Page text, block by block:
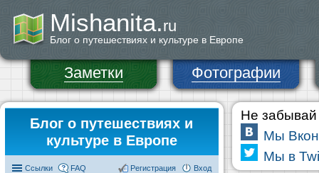
Mishanita.ru
Блог о путешествиях и культуре в Европе
Заметки Фотографии
Блог о путешествиях и
культуре в Европе
Ссылки FAQ Вход
Регистрация
Не забывай
Мы
Мы в